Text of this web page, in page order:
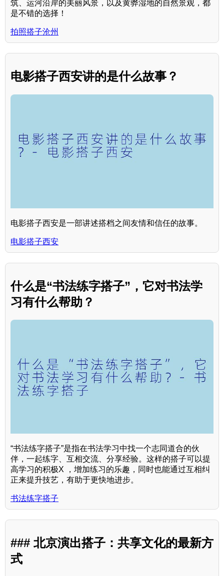
筑、运河沿岸的美丽风景，以及黄骅湿地的自然景观，都
是不错的选择！
拍照搭子沧州
电影搭子西安讲的是什么故事？
电影搭子西安是一部讲述搭档之间友情和信任的故事。
电影搭子西安
什么是“书法练字搭子”，它对书法学
习有什么帮助？
“书法练字搭子”是指在书法学习中找一个志同道合的伙
伴，一起练字、互相交流、分享经验。这样的搭子可以提
高学习的积极X ，增加练习的乐趣，同时也能通过互相纠
正来提升技艺，有助于更快地进步。
书法练字搭子
### 北京演出搭子：共享文化的最新方
式